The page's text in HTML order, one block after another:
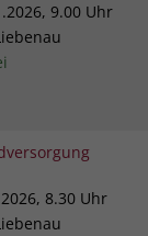
9.00 Uhr
8.30 Uhr